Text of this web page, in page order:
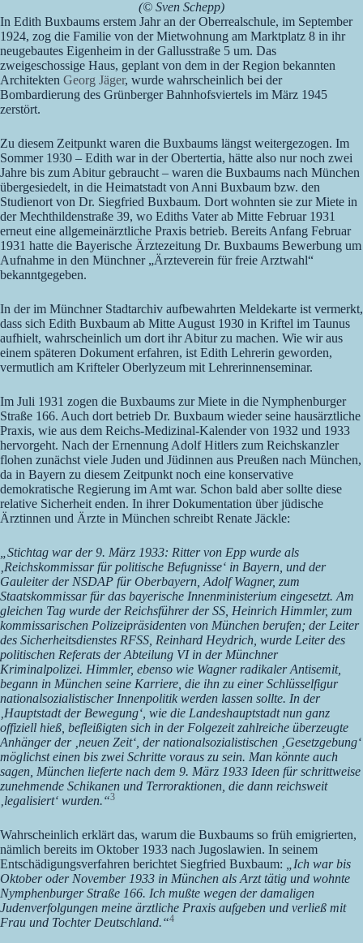
(© Sven Schepp)
In Edith Buxbaums erstem Jahr an der Oberrealschule, im September
1924, zog die Familie von der Mietwohnung am Marktplatz 8 in ihr
neugebautes Eigenheim in der Gallusstraße 5 um. Das
zweigeschossige Haus, geplant von dem in der Region bekannten
Architekten Georg Jäger, wurde wahrscheinlich bei der
Bombardierung des Grünberger Bahnhofsviertels im März 1945
zerstört.
Zu diesem Zeitpunkt waren die Buxbaums längst weitergezogen. Im
Sommer 1930 – Edith war in der Obertertia, hätte also nur noch zwei
Jahre bis zum Abitur gebraucht – waren die Buxbaums nach München
übergesiedelt, in die Heimatstadt von Anni Buxbaum bzw. den
Studienort von Dr. Siegfried Buxbaum. Dort wohnten sie zur Miete in
der Mechthildenstraße 39, wo Ediths Vater ab Mitte Februar 1931
erneut eine allgemeinärztliche Praxis betrieb. Bereits Anfang Februar
1931 hatte die Bayerische Ärztezeitung Dr. Buxbaums Bewerbung um
Aufnahme in den Münchner „Ärzteverein für freie Arztwahl“
bekanntgegeben.
In der im Münchner Stadtarchiv aufbewahrten Meldekarte ist vermerkt,
dass sich Edith Buxbaum ab Mitte August 1930 in Kriftel im Taunus
aufhielt, wahrscheinlich um dort ihr Abitur zu machen. Wie wir aus
einem späteren Dokument erfahren, ist Edith Lehrerin geworden,
vermutlich am Krifteler Oberlyzeum mit Lehrerinnenseminar.
Im Juli 1931 zogen die Buxbaums zur Miete in die Nymphenburger
Straße 166. Auch dort betrieb Dr. Buxbaum wieder seine hausärztliche
Praxis, wie aus dem Reichs-Medizinal-Kalender von 1932 und 1933
hervorgeht. Nach der Ernennung Adolf Hitlers zum Reichskanzler
flohen zunächst viele Juden und Jüdinnen aus Preußen nach München,
da in Bayern zu diesem Zeitpunkt noch eine konservative
demokratische Regierung im Amt war. Schon bald aber sollte diese
relative Sicherheit enden. In ihrer Dokumentation über jüdische
Ärztinnen und Ärzte in München schreibt Renate Jäckle:
„Stichtag war der 9. März 1933: Ritter von Epp wurde als
‚Reichskommissar für politische Befugnisse‘ in Bayern, und der
Gauleiter der NSDAP für Oberbayern, Adolf Wagner, zum
Staatskommissar für das bayerische Innenministerium eingesetzt. Am
gleichen Tag wurde der Reichsführer der SS, Heinrich Himmler, zum
kommissarischen Polizeipräsidenten von München berufen; der Leiter
des Sicherheitsdienstes RFSS, Reinhard Heydrich, wurde Leiter des
politischen Referats der Abteilung VI in der Münchner
Kriminalpolizei. Himmler, ebenso wie Wagner radikaler Antisemit,
begann in München seine Karriere, die ihn zu einer Schlüsselfigur
nationalsozialistischer Innenpolitik werden lassen sollte. In der
‚Hauptstadt der Bewegung‘, wie die Landeshauptstadt nun ganz
offiziell hieß, befleißigten sich in der Folgezeit zahlreiche überzeugte
Anhänger der ‚neuen Zeit‘, der nationalsozialistischen ‚Gesetzgebung‘
möglichst einen bis zwei Schritte voraus zu sein. Man könnte auch
sagen, München lieferte nach dem 9. März 1933 Ideen für schrittweise
zunehmende Schikanen und Terroraktionen, die dann reichsweit
‚legalisiert‘ wurden.“3
Wahrscheinlich erklärt das, warum die Buxbaums so früh emigrierten,
nämlich bereits im Oktober 1933 nach Jugoslawien. In seinem
Entschädigungsverfahren berichtet Siegfried Buxbaum:
„Ich war bis
Oktober oder November 1933 in München als Arzt tätig und wohnte
Nymphenburger Straße 166. Ich mußte wegen der damaligen
Judenverfolgungen meine ärztliche Praxis aufgeben und verließ mit
Frau und Tochter Deutschland.“4